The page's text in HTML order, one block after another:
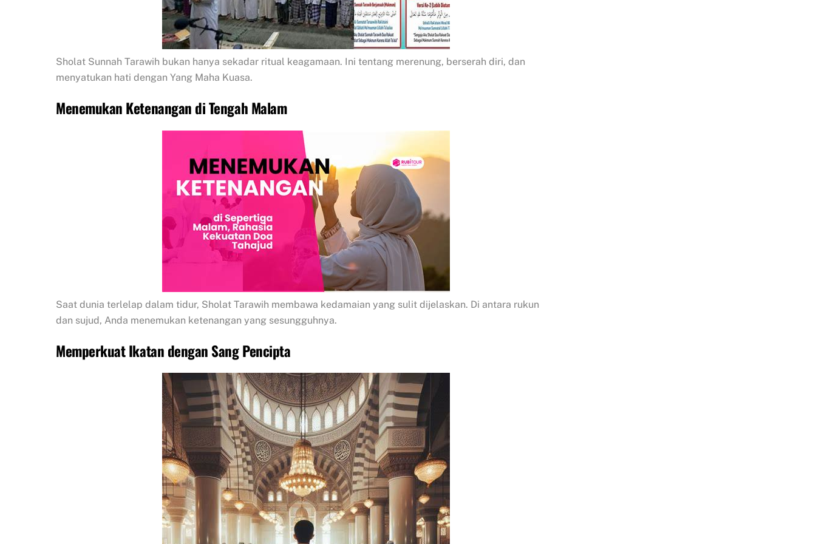
Sholat Sunnah Tarawih bukan hanya sekadar ritual keagamaan. Ini tentang merenung, berserah diri, dan
menyatukan hati dengan Yang Maha Kuasa.
Menemukan Ketenangan di Tengah Malam
Saat dunia terlelap dalam tidur, Sholat Tarawih membawa kedamaian yang sulit dijelaskan. Di antara rukun
dan sujud, Anda menemukan ketenangan yang sesungguhnya.
Memperkuat Ikatan dengan Sang Pencipta